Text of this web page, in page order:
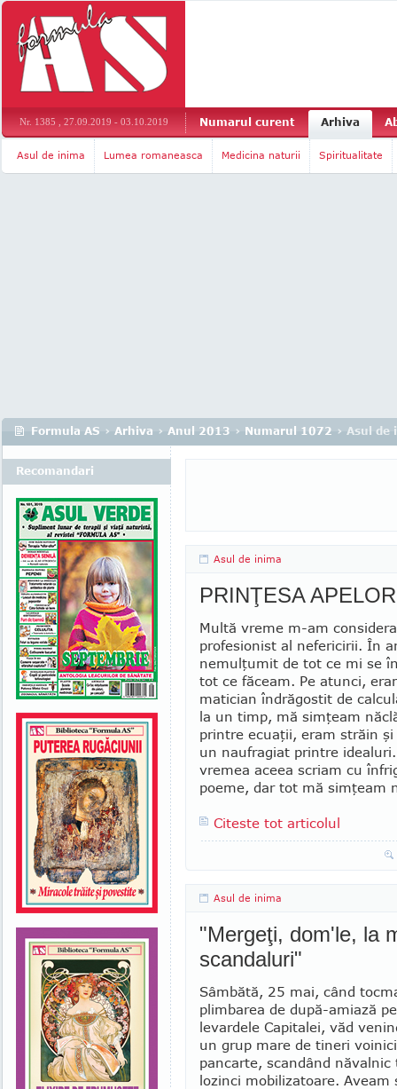
Nr. 1385 , 27.09.2019 - 03.10.2019 Numarul curent Arhiva
Asul de inima Lumea romaneasca Medicina naturii Spiritualitate
Formula AS › Arhiva › Anul 2013 › Numarul 1072 › Asul de
Asul de inima
PRINŢESA APELOR
Multă vreme m-am
profesionist al nefericirii. În
nemulţumit de tot ce mi se
tot ce făceam. Pe atunci,
matician îndrăgostit de
la un timp, mă simţeam
printre ecuaţii, eram străin
un naufragiat printre
vremea aceea scriam cu
poeme, dar tot mă simţeam
Citeste tot articolul
Asul de inima
"Mergeţi, dom'le, la
scandaluri"
Sâmbătă, 25 mai, când
plim­barea de după-amiază
levardele Capitalei, văd
un grup mare de tineri
pancarte, scan­dând
lozinci mobili­za­toare. Aveam
Recomandari